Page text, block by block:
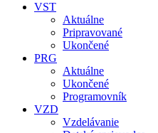
VST
Aktuálne
Pripravované
Ukončené
PRG
Aktuálne
Ukončené
Programovník
VZD
Vzdelávanie